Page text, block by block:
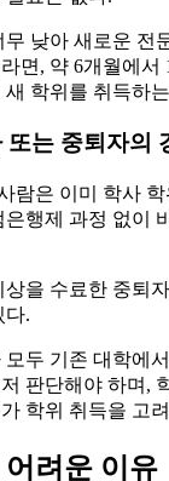
낮아 새로운 전
면, 약 6개월에서
학위를 취득하
또는 중퇴자의
람은 이미 학사
행제 과정 없이
을 수료한 중퇴
다.
두 기존 대학에
판단해야 하며,
학위 취득을 고
려운 이유